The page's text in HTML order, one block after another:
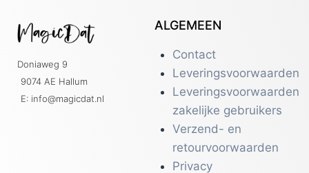
Doniaweg 9
9074 AE Hallum
E: info@magicdat.nl
ALGEMEEN
Contact
Leveringsvoorwaarden
Leveringsvoorwaarden
zakelijke gebruikers
Verzend- en
retourvoorwaarden
Privacy